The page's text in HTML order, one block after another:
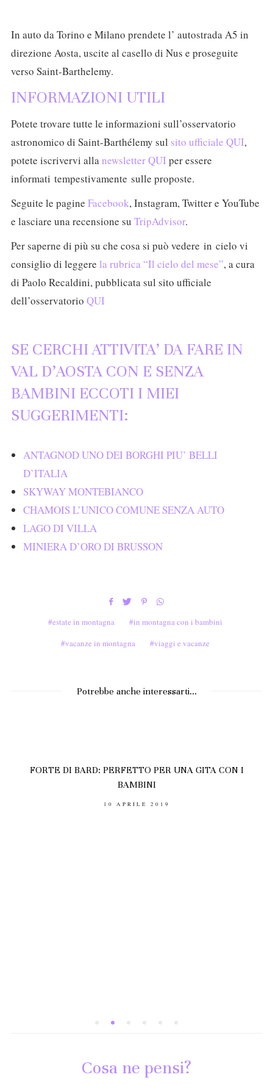
In auto da Torino e Milano prendete l’ autostrada A5 in
direzione Aosta, uscite al casello di Nus e proseguite
verso Saint-Barthelemy.
INFORMAZIONI UTILI
Potete trovare tutte le informazioni sull’osservatorio
astronomico di Saint-Barthélemy sul sito ufficiale QUI,
potete iscrivervi allanewsletter QUI per essere
informati tempestivamente sulle proposte.
Seguite le pagine Facebook, Instagram, Twitter e YouTube
e lasciare una recensione su TripAdvisor.
Per saperne di più su che cosa si può vedere in cielo vi
consiglio di leggere la rubrica “Il cielo del mese”, a cura
di Paolo Recaldini, pubblicata sul sito ufficiale
dell’osservatorio QUI
SE CERCHI ATTIVITA’ DA FARE IN
VAL D’AOSTA CON E SENZA
BAMBINI ECCOTI I MIEI
SUGGERIMENTI:
ANTAGNOD UNO DEI BORGHI PIU’ BELLI
D’ITALIA
SKYWAY MONTEBIANCO
CHAMOIS L’UNICO COMUNE SENZA AUTO
LAGO DI VILLA
MINIERA D’ORO DI BRUSSON
estate in montagna
in montagna con i bambini
vacanze in montagna
viaggi e vacanze
Potrebbe anche interessarti...
FORTE DI BARD: PERFETTO PER UNA GITA CON I
BAMBINI
POSTED
10 APRILE 2019
Cosa ne pensi?